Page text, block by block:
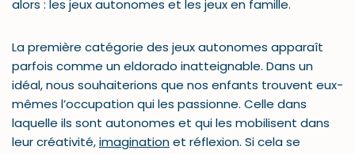
alors : les jeux autonomes et les jeux en famille.
La première catégorie des jeux autonomes apparaît
parfois comme un eldorado inatteignable. Dans un
idéal, nous souhaiterions que nos enfants trouvent eux-
mêmes l’occupation qui les passionne. Celle dans
laquelle ils sont autonomes et qui les mobilisent dans
leur créativité,imaginationet réflexion. Si cela se